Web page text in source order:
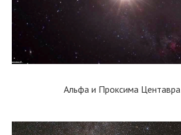
Альфа и Проксима Центавра